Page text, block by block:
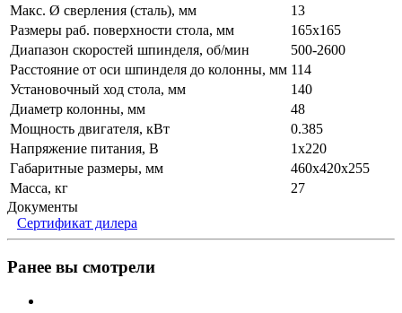
Макс. Ø сверления (сталь), мм
13
Размеры раб. поверхности стола, мм
165x165
Диапазон скоростей шпинделя, об/мин
500-2600
Расстояние от оси шпинделя до колонны, мм 114
Установочный ход стола, мм
140
Диаметр колонны, мм
48
Мощность двигателя, кВт
0.385
Напряжение питания, В
1x220
Габаритные размеры, мм
460х420х255
Масса, кг
27
Документы
Сертификат дилера
Ранее вы смотрели